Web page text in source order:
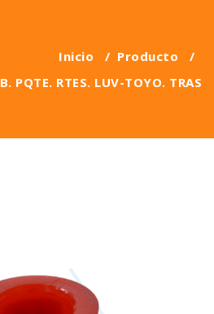
Inicio / Producto /
B. PQTE. RTES. LUV-TOYO. TRAS